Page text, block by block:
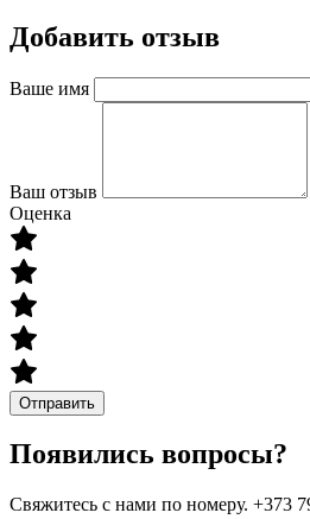
Добавить отзыв
Ваше имя
Ваш отзыв
Оценка
Отправить
Появились вопросы?
Свяжитесь с нами по номеру. +373